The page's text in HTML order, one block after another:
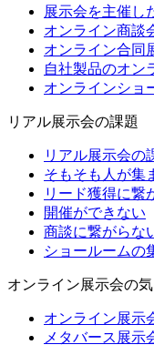
展示会を主催し
オンライン商談
オンライン合同
自社製品のオン
オンラインショ
リアル展示会の課題
リアル展示会の
そもそも人が集
リード獲得に繋
開催ができない
商談に繋がらな
ショールームの
オンライン展示会の
オンライン展示
メタバース展示